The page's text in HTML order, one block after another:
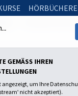
Das Wort zum
GEMÄSS IHREN D
um Ihre
nicht akzeptiert).